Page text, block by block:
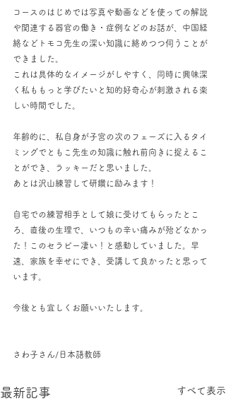
コースのはじめでは写真や動画などを使っての解説
や関連する器官の働き・症例などのお話が、中国経
絡などトモコ先生の深い知識に絡めつつ伺うことが
できました。
これは具体的なイメージがしやすく、同時に興味深
く私ももっと学びたいと知的好奇心が刺激される楽
しい時間でした。
年齢的に、私自身が子宮の次のフェーズに入るタイ
ミングでともこ先生の知識に触れ前向きに捉えるこ
とができ、ラッキーだと思いました。
あとは沢山練習して研鑽に励みます！
自宅での練習相手として娘に受けてもらったとこ
ろ、直後の生理で、いつもの辛い痛みが殆どなかっ
た！このセラピー凄い！と感動していました。早
速、家族を幸せにでき、受講して良かったと思って
います。
今後とも宜しくお願いいたします。
さわ子さん/日本語教師
最新記事 すべて表示